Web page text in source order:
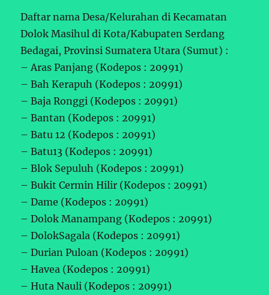
Daftar nama Desa/Kelurahan di Kecamatan
Dolok Masihul di Kota/Kabupaten Serdang
Bedagai, Provinsi Sumatera Utara (Sumut) :
– Aras Panjang (Kodepos : 20991)
– Bah Kerapuh (Kodepos : 20991)
– Baja Ronggi (Kodepos : 20991)
– Bantan (Kodepos : 20991)
– Batu 12 (Kodepos : 20991)
– Batu13 (Kodepos : 20991)
– Blok Sepuluh (Kodepos : 20991)
– Bukit Cermin Hilir (Kodepos : 20991)
– Dame (Kodepos : 20991)
– Dolok Manampang (Kodepos : 20991)
– DolokSagala (Kodepos : 20991)
– Durian Puloan (Kodepos : 20991)
– Havea (Kodepos : 20991)
– Huta Nauli (Kodepos : 20991)